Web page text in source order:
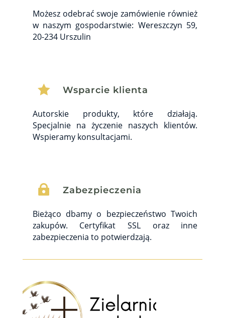
Możesz odebrać swoje zamówienie również
w naszym gospodarstwie: Wereszczyn 59,
20-234 Urszulin
 Wsparcie klienta
Autorskie produkty, które działają.
Specjalnie na życzenie naszych klientów.
Wspieramy konsultacjami.
 Zabezpieczenia
Bieżąco dbamy o bezpieczeństwo Twoich
zakupów. Certyfikat SSL oraz inne
zabezpieczenia to potwierdzają.